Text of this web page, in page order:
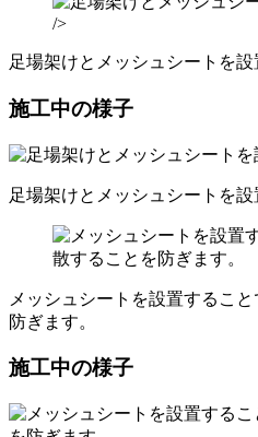
足場架けとメッシュシートを設
施工中の様子
足場架けとメッシュシートを設
メッシュシートを設置するこ
防ぎます。
施工中の様子